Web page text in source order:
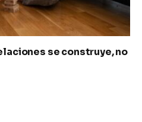
se construye, no